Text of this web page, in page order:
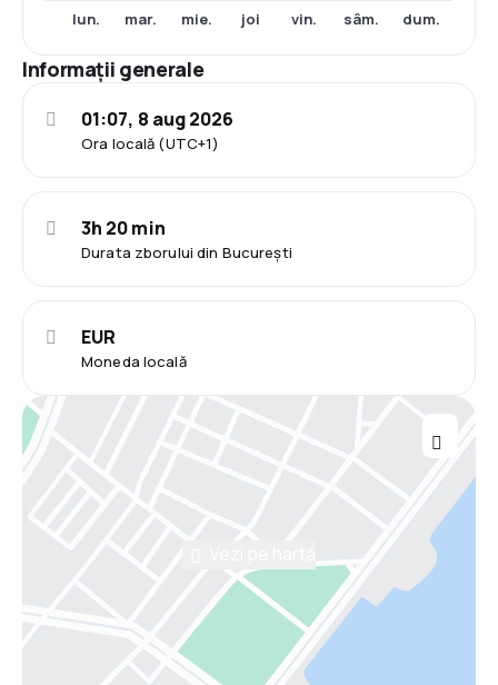
lun. mar. mie. joi vin. sâm. dum.
Informații generale
Ora locală (UTC+1)
01:07, 8 aug 2026
Durata zborului din București
3h 20 min
Moneda locală
EUR